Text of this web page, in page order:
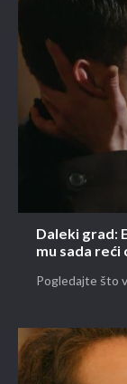
Daleki grad:
mu sada reći
Pogledajte što